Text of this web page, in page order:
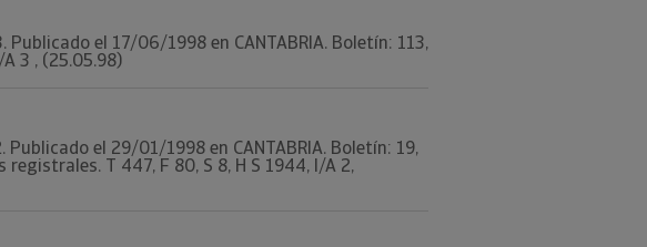
el 17/06/1998 en CANTABRIA. Boletín: 113,
3 , (25.05.98)
el 29/01/1998 en CANTABRIA. Boletín: 19,
registrales. T 447, F 80, S 8, H S 1944, I/A 2,